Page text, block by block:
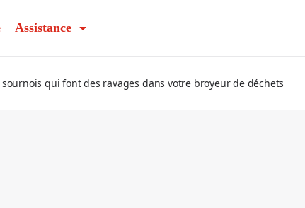
Assistance
qui font des ravages dans votre broyeur de déchets